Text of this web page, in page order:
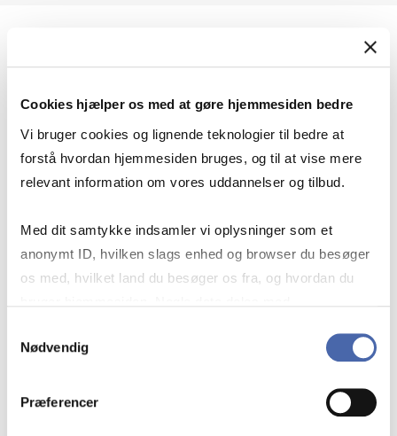
Cookies hjælper os med at gøre hjemmesiden bedre
Vi bruger cookies og lignende teknologier til bedre at
forstå hvordan hjemmesiden bruges, og til at vise mere
relevant information om vores uddannelser og tilbud.
Med dit samtykke indsamler vi oplysninger som et
anonymt ID, hvilken slags enhed og browser du besøger
os med, hvilket land du besøger os fra, og hvordan du
markedsføring. Du bestemmer selv - og kan altid trække
Nødvendig
Præferencer
Geopolitik og businesssikkerhed
navigerer man som virksomhed?